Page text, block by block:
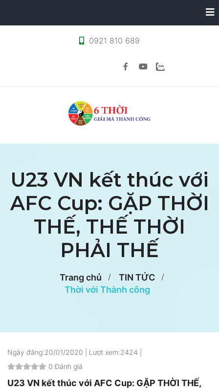
U23 VN kết thúc với
AFC Cup: GẶP THỜI
THẾ, THẾ THỜI
PHẢI THẾ
Trang chủ
TIN TỨC
Thời với Thành công
Ngày đăng:20/01/2020 | Lượt xem:2424 |
0 Đánh giá
U23 VN kết thúc với AFC Cup: GẶP THỜI THẾ,
0921 810 689